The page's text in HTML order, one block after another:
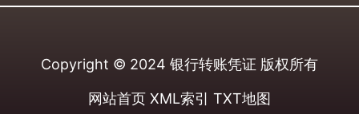
Copyright © 2024 银行转账凭证 版权所有
网站首页 XML索引 TXT地图